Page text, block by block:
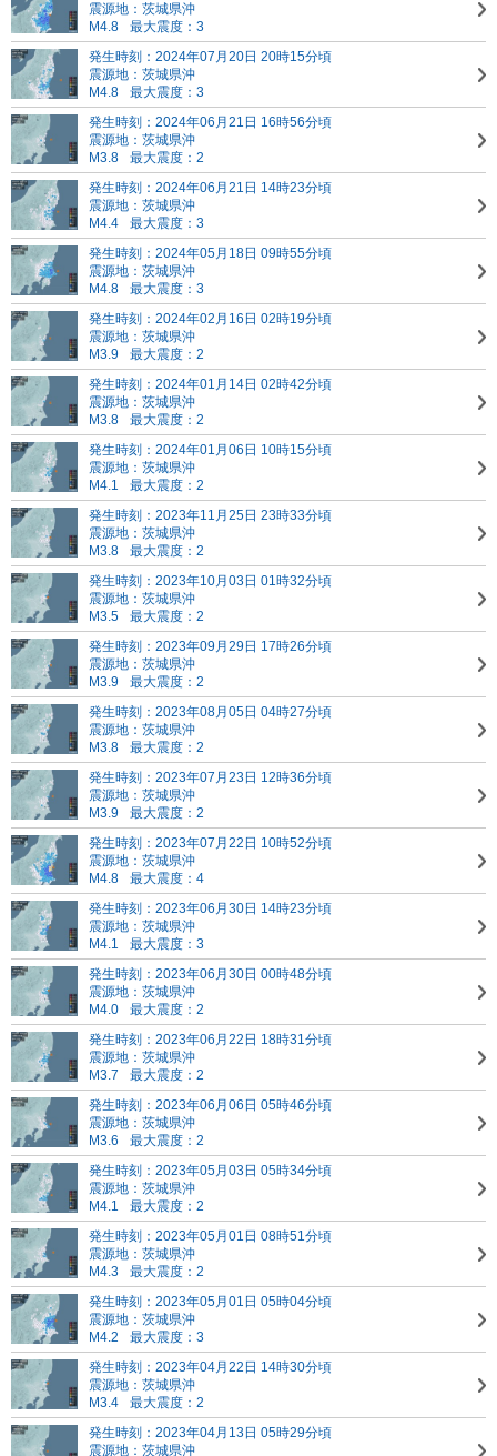
震源地：茨城県沖
M4.8
最大震度：3
発生時刻：2024年07月20日 20時15分頃
震源地：茨城県沖
M4.8
最大震度：3
発生時刻：2024年06月21日 16時56分頃
震源地：茨城県沖
M3.8
最大震度：2
発生時刻：2024年06月21日 14時23分頃
震源地：茨城県沖
M4.4
最大震度：3
発生時刻：2024年05月18日 09時55分頃
震源地：茨城県沖
M4.8
最大震度：3
発生時刻：2024年02月16日 02時19分頃
震源地：茨城県沖
M3.9
最大震度：2
発生時刻：2024年01月14日 02時42分頃
震源地：茨城県沖
M3.8
最大震度：2
発生時刻：2024年01月06日 10時15分頃
震源地：茨城県沖
M4.1
最大震度：2
発生時刻：2023年11月25日 23時33分頃
震源地：茨城県沖
M3.8
最大震度：2
発生時刻：2023年10月03日 01時32分頃
震源地：茨城県沖
M3.5
最大震度：2
発生時刻：2023年09月29日 17時26分頃
震源地：茨城県沖
M3.9
最大震度：2
発生時刻：2023年08月05日 04時27分頃
震源地：茨城県沖
M3.8
最大震度：2
発生時刻：2023年07月23日 12時36分頃
震源地：茨城県沖
M3.9
最大震度：2
発生時刻：2023年07月22日 10時52分頃
震源地：茨城県沖
M4.8
最大震度：4
発生時刻：2023年06月30日 14時23分頃
震源地：茨城県沖
M4.1
最大震度：3
発生時刻：2023年06月30日 00時48分頃
震源地：茨城県沖
M4.0
最大震度：2
発生時刻：2023年06月22日 18時31分頃
震源地：茨城県沖
M3.7
最大震度：2
発生時刻：2023年06月06日 05時46分頃
震源地：茨城県沖
M3.6
最大震度：2
発生時刻：2023年05月03日 05時34分頃
震源地：茨城県沖
M4.1
最大震度：2
発生時刻：2023年05月01日 08時51分頃
震源地：茨城県沖
M4.3
最大震度：2
発生時刻：2023年05月01日 05時04分頃
震源地：茨城県沖
M4.2
最大震度：3
発生時刻：2023年04月22日 14時30分頃
震源地：茨城県沖
M3.4
最大震度：2
発生時刻：2023年04月13日 05時29分頃
震源地：茨城県沖